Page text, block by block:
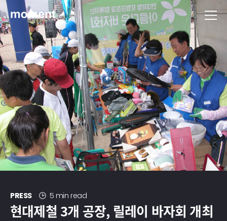
현대제철 미디어룸 - 모먼트
PRESS 5 min read
현대제철 3개 공장, 릴레이 바자회 개최